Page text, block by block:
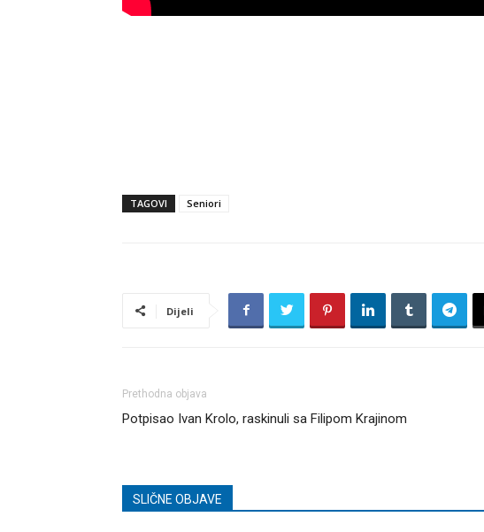
TAGOVI Seniori
Dijeli
Prethodna objava
Potpisao Ivan Krolo, raskinuli sa Filipom Krajinom
SLIČNE OBJAVE